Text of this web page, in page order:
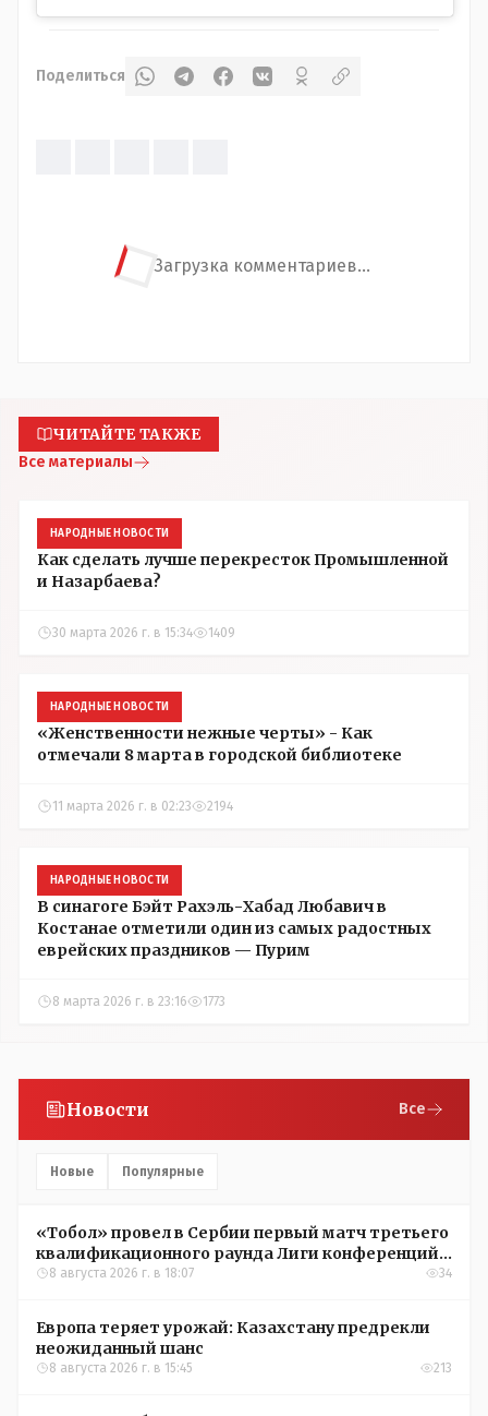
Поделиться
Загрузка комментариев...
ЧИТАЙТЕ ТАКЖЕ
Все материалы
НАРОДНЫЕ НОВОСТИ
Как сделать лучше перекресток Промышленной
и Назарбаева?
30 марта 2026 г. в 15:34 1409
НАРОДНЫЕ НОВОСТИ
«Женственности нежные черты» - Как
отмечали 8 марта в городской библиотеке
11 марта 2026 г. в 02:23 2194
НАРОДНЫЕ НОВОСТИ
В синагоге Бэйт Рахэль-Хабад Любавич в
Костанае отметили один из самых радостных
еврейских праздников — Пурим
8 марта 2026 г. в 23:16 1773
Новости Все
Новые Популярные
«Тобол» провел в Сербии первый матч третьего
квалификационного раунда Лиги конференций
УЕФА
8 августа 2026 г. в 18:07 34
Европа теряет урожай: Казахстану предрекли
неожиданный шанс
8 августа 2026 г. в 15:45 213